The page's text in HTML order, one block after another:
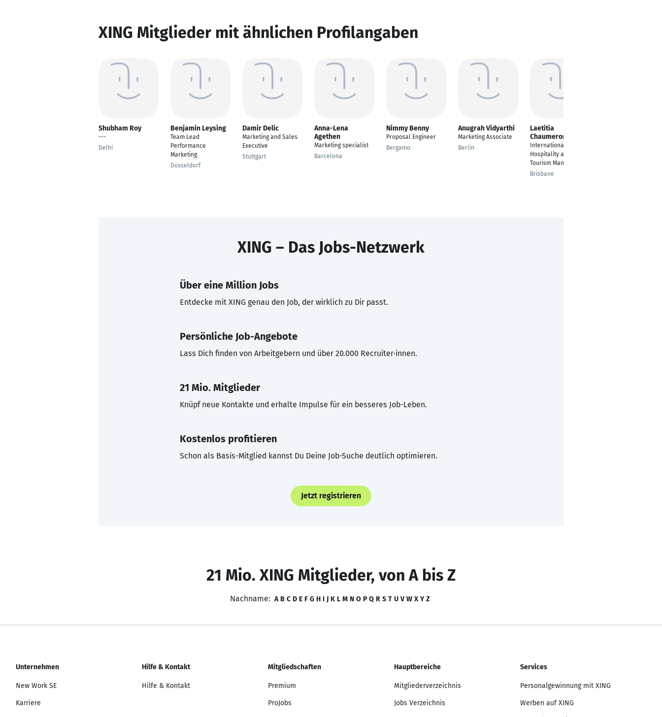
XING Mitglieder mit ähnlichen Profilangaben
Shubham Roy
---
Delhi
Benjamin Leysing
Team Lead
Performance
Marketing
Düsseldorf
Damir Delic
Marketing and Sales
Executive
Stuttgart
Anna-Lena
Agethen
Marketing specialist
Barcelona
Nimmy Benny
Proposal Engineer
Bergamo
Anugrah Vidyarthi
Marketing Associate
Berlin
Laetitia
Chaumeron
International
Hospitality and
Tourism Management
Brisbane
XING – Das Jobs-Netzwerk
Über eine Million Jobs
Entdecke mit XING genau den Job, der wirklich zu Dir passt.
Persönliche Job-Angebote
Lass Dich finden von Arbeitgebern und über 20.000 Recruiter·innen.
21 Mio. Mitglieder
Knüpf neue Kontakte und erhalte Impulse für ein besseres Job-Leben.
Kostenlos profitieren
Schon als Basis-Mitglied kannst Du Deine Job-Suche deutlich optimieren.
Jetzt registrieren
21 Mio. XING Mitglieder, von A bis Z
Nachname: A B C D E F G H I J K L M N O P Q R S T U V W X Y Z
Unternehmen
New Work SE
Karriere
Hilfe & Kontakt
Hilfe & Kontakt
Mitgliedschaften
Premium
ProJobs
Hauptbereiche
Mitgliederverzeichnis
Jobs Verzeichnis
Services
Personalgewinnung mit XING
Werben auf XING